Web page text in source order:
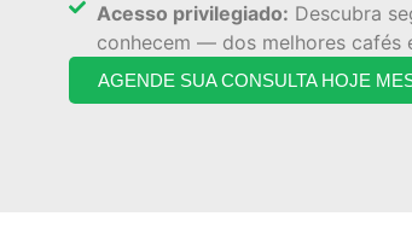
Acesso privilegiado: Descubra
conhecem — dos melhores cafés
AGENDE SUA CONSULTA HOJE